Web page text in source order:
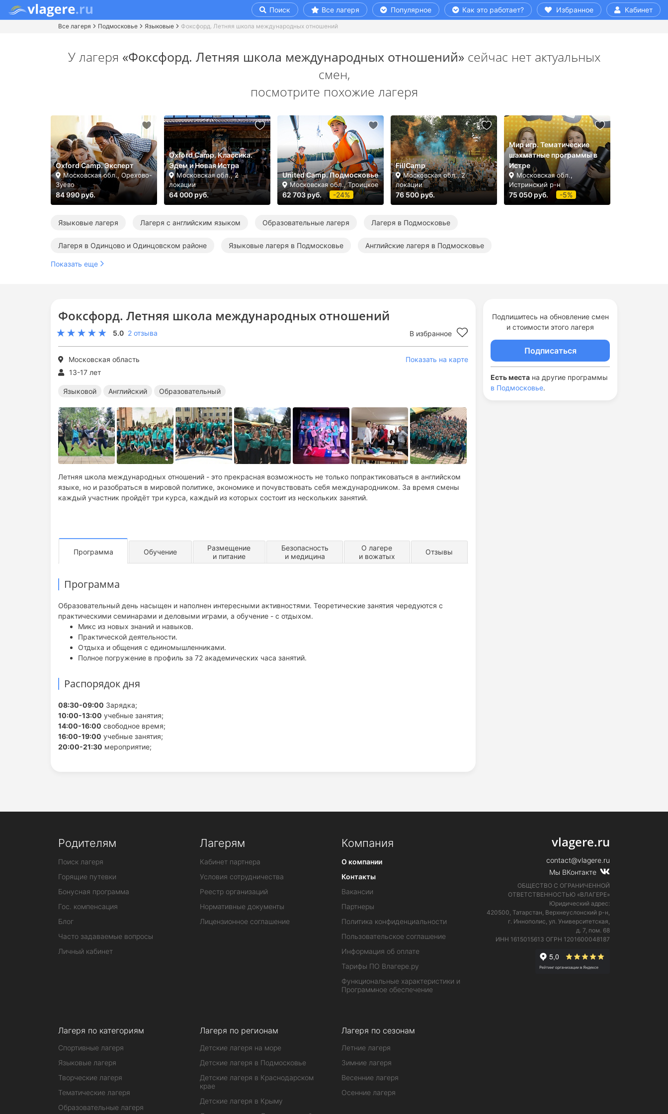
Поиск Все лагеря Популярное Как это работает? Избранное Кабинет
Все лагеря Подмосковье Языковые Фоксфорд. Летняя школа международных отношений
Фоксфорд. Летняя школа международных отношений
5.0 2 отзыва В избранное
Московская область
Показать на карте
13-17 лет
Языковой Английский Образовательный
Летняя школа международных отношений - это прекрасная возможность не только попрактиковаться в английском
языке, но и разобраться в мировой политике, экономике и почувствовать себя международником. За время смены
каждый участник пройдёт три курса, каждый из которых состоит из нескольких занятий.
Программа Обучение
Размещение
и питание
Безопасность
и медицина
О лагере
и вожатых
Отзывы
Программа
Образовательный день насыщен и наполнен интересными активностями. Теоретические занятия чередуются с
практическими семинарами и деловыми играми, а обучение - с отдыхом.
Микс из новых знаний и навыков.
Практической деятельности.
Отдыха и общения с единомышленниками.
Полное погружение в профиль за 72 академических часа занятий.
Распорядок дня
08:30-09:00 Зарядка;
10:00-13:00 учебные занятия;
14:00-16:00 свободное время;
16:00-19:00 учебные занятия;
20:00-21:30 мероприятие;
Подпишитесь на обновление смен
и стоимости этого лагеря
Подписаться
Есть места на другие программы
в Подмосковье.
У лагеря «Фоксфорд. Летняя школа международных отношений»сейчас нет актуальных
смен,
посмотрите похожие лагеря
Oxford Camp. Эксперт
Московская обл., Орехово-
Зуево
84 990 руб.
Oxford Camp. Классика.
Эдем и Новая Истра
Московская обл., 2
локации
64 000 руб.
United Camp. Подмосковье
Московская обл., Троицкое
62 703 руб. -24%
FillCamp
Московская обл., 2
локации
76 500 руб.
Мир игр. Тематические
шахматные программы в
Истре
Московская обл.,
Истринский р-н
75 050 руб. -5%
Языковые лагеря Лагеря с английским языком Образовательные лагеря Лагеря в Подмосковье
Лагеря в Одинцово и Одинцовском районе Языковые лагеря в Подмосковье Английские лагеря в Подмосковье
Образовательные лагеря в Подмосковье
Показать еще
Родителям
Поиск лагеря
Горящие путевки
Бонусная программа
Гос. компенсация
Блог
Часто задаваемые вопросы
Личный кабинет
Лагерям
Кабинет партнера
Условия сотрудничества
Реестр организаций
Нормативные документы
Лицензионное соглашение
Компания
О компании
Контакты
Вакансии
Партнеры
Политика конфиденциальности
Пользовательское соглашение
Информация об оплате
Тарифы ПО Влагере.ру
Функциональные характеристики и
Программное обеспечение
Лагеря по категориям
Спортивные лагеря
Языковые лагеря
Творческие лагеря
Тематические лагеря
Образовательные лагеря
Лагеря по регионам
Детские лагеря на море
Детские лагеря в Подмосковье
Детские лагеря в Краснодарском
крае
Детские лагеря в Крыму
Лагеря по сезонам
Летние лагеря
Зимние лагеря
Весенние лагеря
Осенние лагеря
vlagere.ru
contact@vlagere.ru
Мы ВКонтакте
ОБЩЕСТВО С ОГРАНИЧЕННОЙ
ОТВЕТСТВЕННОСТЬЮ «ВЛАГЕРЕ»
Юридический адрес:
420500, Татарстан, Верхнеуслонский р-н,
г. Иннополис, ул. Университетская,
д. 7, пом. 68
ИНН 1615015613 ОГРН 1201600048187